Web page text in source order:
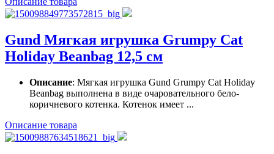
Gund Мягкая игрушка Grumpy Cat
Holiday Beanbag 12,5 см
Описание: Мягкая игрушка Gund Grumpy Cat Holiday
Beanbag выполнена в виде очаровательного бело-
коричневого котенка. Котенок имеет ...
Описание товара